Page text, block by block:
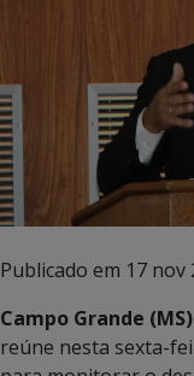
Publicado em 17 nov
Campo Grande (MS)
reúne nesta sexta-